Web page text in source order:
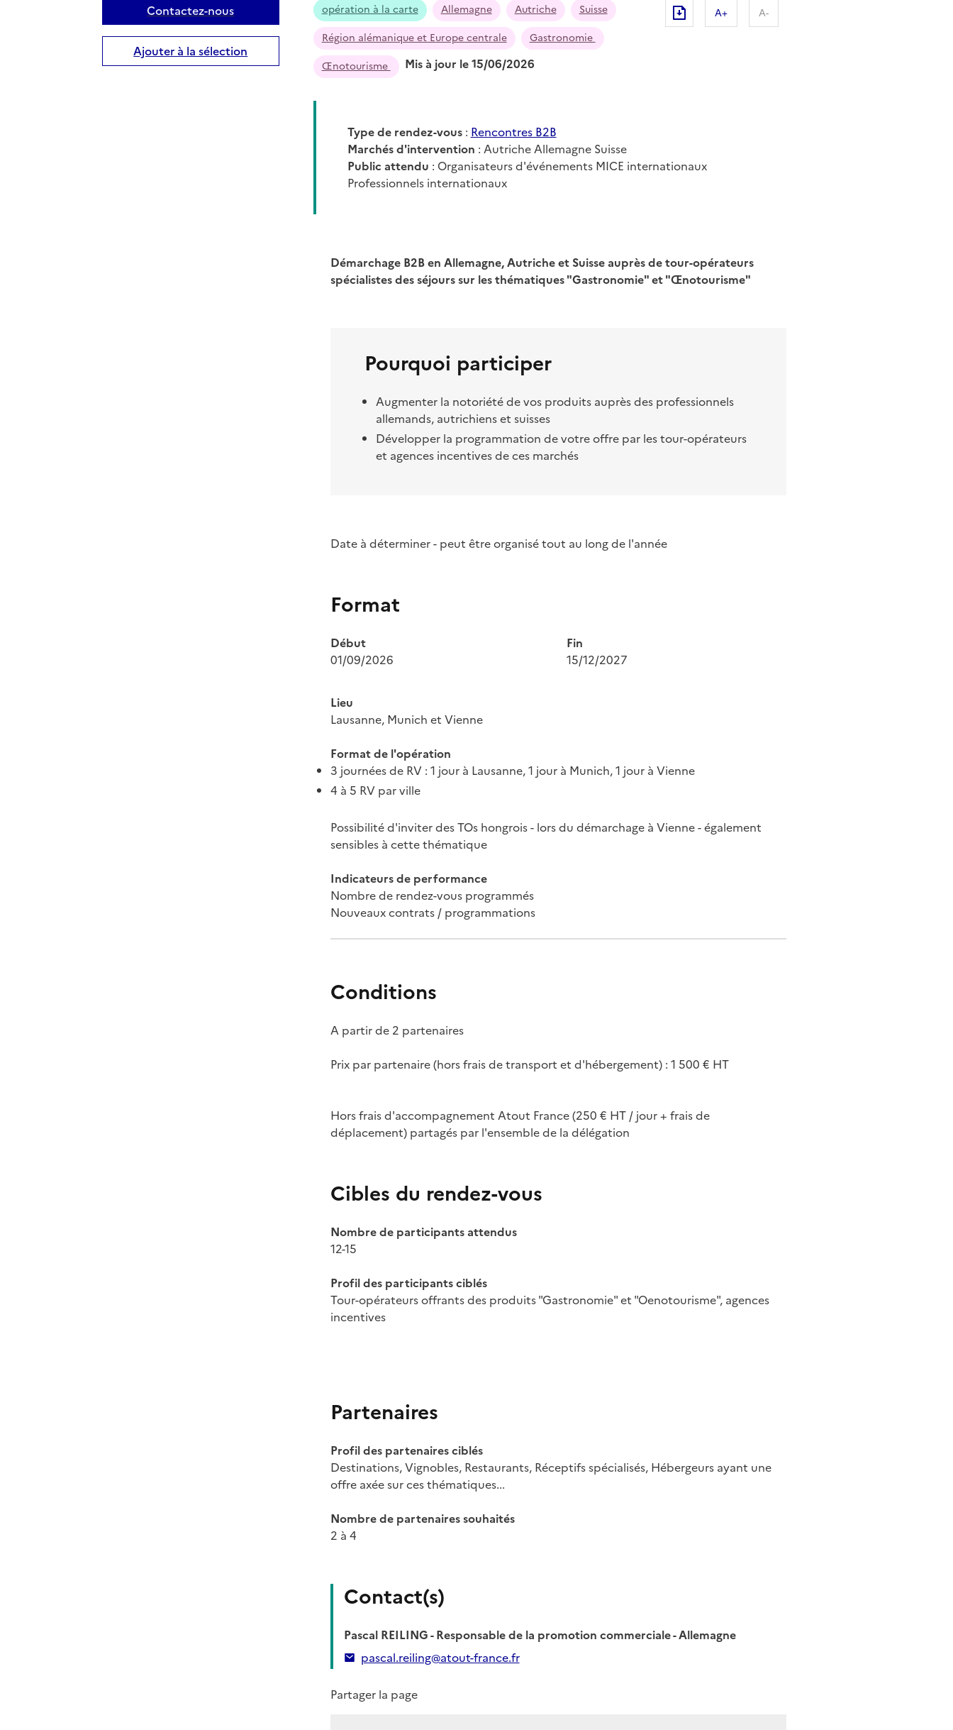
opération à la carte Allemagne Autriche
Suisse
Région alémanique et Europe centrale
Gastronomie
Œnotourisme
Mis à jour le 15/06/2026
A+ A-
Type de rendez-vous: Rencontres B2B
Marchés d'intervention : Autriche Allemagne Suisse
Public attendu : Organisateurs d'événements MICE internationaux
Professionnels internationaux
Contactez-nous
Ajouter à la sélection
Démarchage B2B en Allemagne, Autriche et Suisse auprès de tour-opérateurs
spécialistes des séjours sur les thématiques "Gastronomie" et "Œnotourisme"
Pourquoi participer
Augmenter la notoriété de vos produits auprès des professionnels
allemands, autrichiens et suisses
Développer la programmation de votre offre par les tour-opérateurs
et agences incentives de ces marchés
Date à déterminer - peut être organisé tout au long de l'année
Format
Début
01/09/2026
Fin
15/12/2027
Lieu
Lausanne, Munich et Vienne
Format de l'opération
3 journées de RV : 1 jour à Lausanne, 1 jour à Munich, 1 jour à Vienne
4 à 5 RV par ville
Possibilité d'inviter des TOs hongrois - lors du démarchage à Vienne - également
sensibles à cette thématique
Indicateurs de performance
Nombre de rendez-vous programmés
Nouveaux contrats / programmations
Conditions
A partir de 2 partenaires
Prix par partenaire (hors frais de transport et d'hébergement) : 1 500 € HT
Hors frais d'accompagnement Atout France (250 € HT / jour + frais de
déplacement) partagés par l'ensemble de la délégation
Cibles du rendez-vous
Nombre de participants attendus
12-15
Profil des participants ciblés
Tour-opérateurs offrants des produits "Gastronomie" et "Oenotourisme", agences
incentives
Partenaires
Profil des partenaires ciblés
Destinations, Vignobles, Restaurants, Réceptifs spécialisés, Hébergeurs ayant une
offre axée sur ces thématiques...
Nombre de partenaires souhaités
2 à 4
Contact(s)
Pascal REILING - Responsable de la promotion commerciale - Allemagne
pascal.reiling@atout-france.fr
Partager la page